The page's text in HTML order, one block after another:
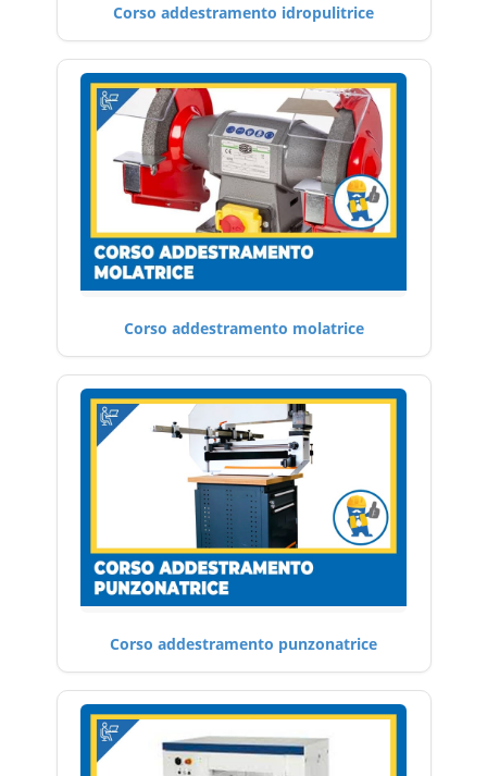
Corso addestramento idropulitrice
Corso addestramento molatrice
Corso addestramento punzonatrice